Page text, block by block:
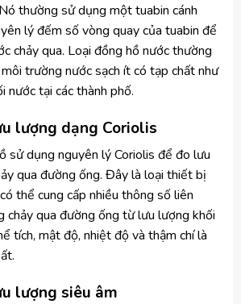
thường sử dụng một tuabin cánh
lý đếm số vòng quay của tuabin để
chảy qua. Loại đồng hồ nước thường
trường nước sạch ít có tạp chất như
nước tại các thành phố.
lượng dạng Coriolis
sử dụng nguyên lý Coriolis để đo lưu
qua đường ống. Đây là loại thiết bị
thể cung cấp nhiều thông số liên
chảy qua đường ống từ lưu lượng khối
tích, mật độ, nhiệt độ và thậm chí là
lượng siêu âm